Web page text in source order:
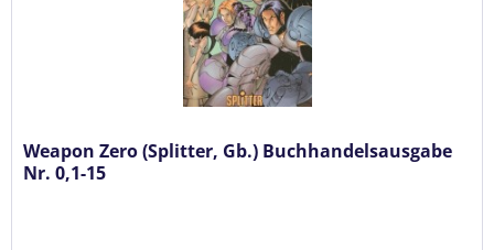
Weapon Zero (Splitter, Gb.) Buchhandelsausgabe
Nr. 0,1-15